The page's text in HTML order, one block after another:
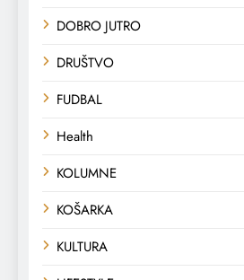
DOBRO JUTRO
DRUŠTVO
FUDBAL
Health
KOLUMNE
KOŠARKA
KULTURA